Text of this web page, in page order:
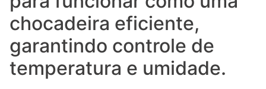
chocadeira eficiente,
garantindo controle de
temperatura e umidade.